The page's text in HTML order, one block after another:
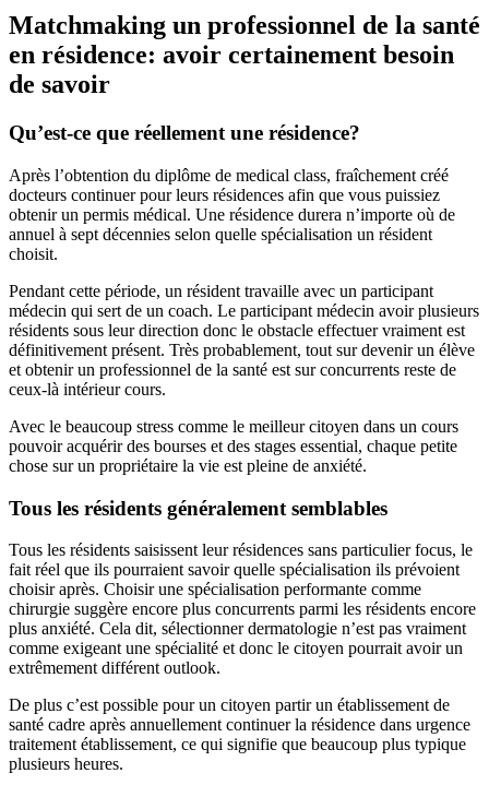
Matchmaking un professionnel de la santé
en résidence: avoir certainement besoin
de savoir
Qu’est-ce que réellement une résidence?
Après l’obtention du diplôme de medical class, fraîchement créé
docteurs continuer pour leurs résidences afin que vous puissiez
obtenir un permis médical. Une résidence durera n’importe où de
annuel à sept décennies selon quelle spécialisation un résident
choisit.
Pendant cette période, un résident travaille avec un participant
médecin qui sert de un coach. Le participant médecin avoir plusieurs
résidents sous leur direction donc le obstacle effectuer vraiment est
définitivement présent. Très probablement, tout sur devenir un élève
et obtenir un professionnel de la santé est sur concurrents reste de
ceux-là intérieur cours.
Avec le beaucoup stress comme le meilleur citoyen dans un cours
pouvoir acquérir des bourses et des stages essential, chaque petite
chose sur un propriétaire la vie est pleine de anxiété.
Tous les résidents généralement semblables
Tous les résidents saisissent leur résidences sans particulier focus, le
fait réel que ils pourraient savoir quelle spécialisation ils prévoient
choisir après. Choisir une spécialisation performante comme
chirurgie suggère encore plus concurrents parmi les résidents encore
plus anxiété. Cela dit, sélectionner dermatologie n’est pas vraiment
comme exigeant une spécialité et donc le citoyen pourrait avoir un
extrêmement différent outlook.
De plus c’est possible pour un citoyen partir un établissement de
santé cadre après annuellement continuer la résidence dans urgence
traitement établissement, ce qui signifie que beaucoup plus typique
plusieurs heures.